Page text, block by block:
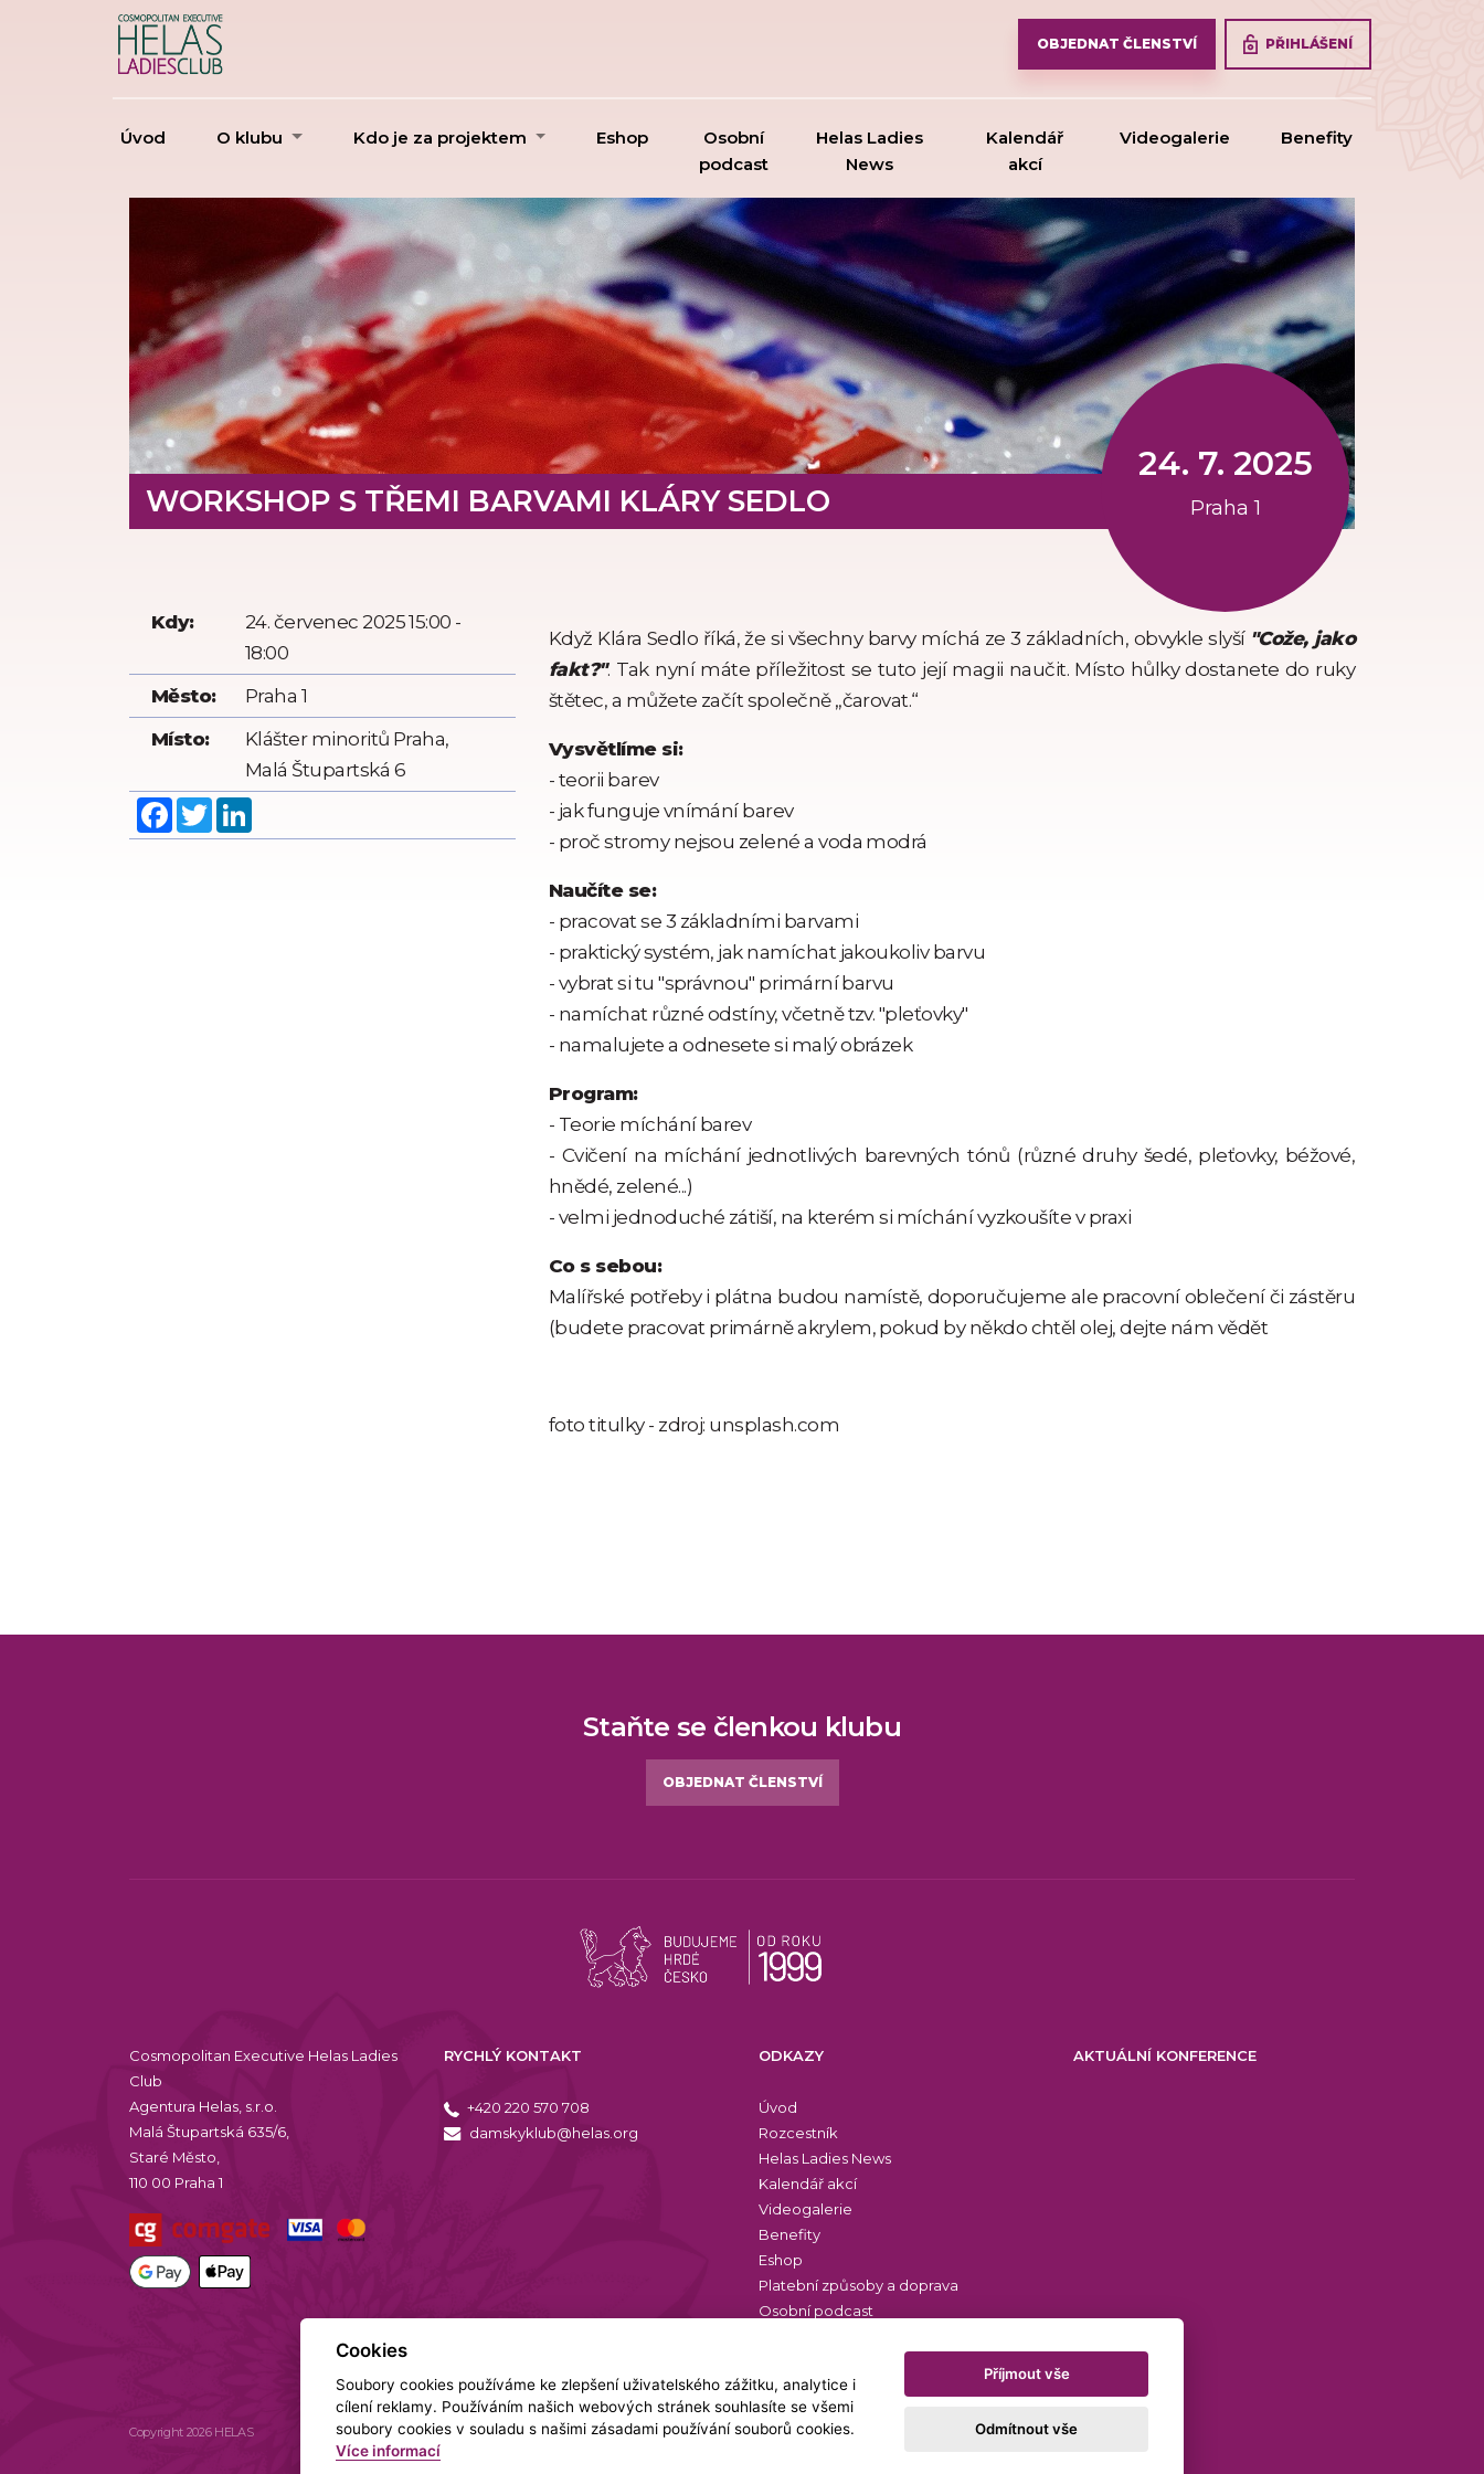
OBJEDNAT ČLENSTVÍ PŘIHLÁŠENÍ
Úvod O klubu Kdo je za projektem Eshop
Osobní
podcast
Helas Ladies
News
Kalendář
akcí
Videogalerie Benefity
WORKSHOP S TŘEMI BARVAMI KLÁRY SEDLO
24. 7. 2025
Praha 1
Kdy:
24. červenec 2025 15:00 -
18:00
Město:
Praha 1
Místo:
Klášter minoritů Praha,
Malá Štupartská 6
Facebook
Twitter
Když Klára Sedlo říká, že si všechny barvy míchá ze 3 základních, obvykle slyší "Cože, jako
fakt?". Tak nyní máte příležitost se tuto její magii naučit. Místo hůlky dostanete do ruky
štětec, a můžete začít společně „čarovat.“
Vysvětlíme si:
- teorii barev
- jak funguje vnímání barev
- proč stromy nejsou zelené a voda modrá
Naučíte se:
- pracovat se 3 základními barvami
- praktický systém, jak namíchat jakoukoliv barvu
- vybrat si tu "správnou" primární barvu
- namíchat různé odstíny, včetně tzv. "pleťovky"
- namalujete a odnesete si malý obrázek
Program:
- Teorie míchání barev
- Cvičení na míchání jednotlivých barevných tónů (různé druhy šedé, pleťovky, béžové,
hnědé, zelené...)
- velmi jednoduché zátiší, na kterém si míchání vyzkoušíte v praxi
Co s sebou:
Malířské potřeby i plátna budou namístě, doporučujeme ale pracovní oblečení či zástěru
(budete pracovat primárně akrylem, pokud by někdo chtěl olej, dejte nám vědět
foto titulky - zdroj: unsplash.com
Staňte se členkou klubu
OBJEDNAT ČLENSTVÍ
Cosmopolitan Executive Helas Ladies
Club
Agentura Helas, s.r.o.
Malá Štupartská 635/6,
Staré Město,
110 00 Praha 1
RYCHLÝ KONTAKT
+420 220 570 708
damskyklub@helas.org
ODKAZY
Úvod
Rozcestník
Helas Ladies News
Kalendář akcí
Videogalerie
Benefity
Eshop
Platební způsoby a doprava
Osobní podcast
AKTUÁLNÍ KONFERENCE
Copyright 2026 HELAS
Cookies
Soubory cookies používáme ke zlepšení uživatelského zážitku, analytice i
cílení reklamy. Používáním našich webových stránek souhlasíte se všemi
soubory cookies v souladu s našimi zásadami používání souborů cookies.
Více informací
Příjmout vše
Odmítnout vše